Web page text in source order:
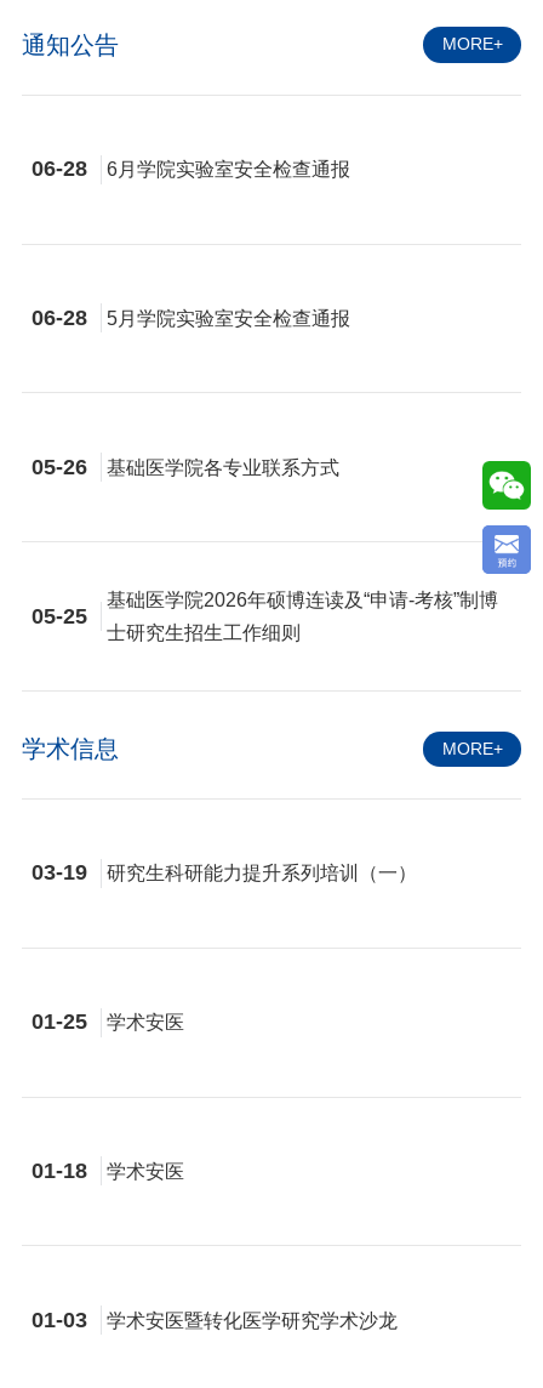
通知公告 MORE+
06-28 6月学院实验室安全检查通报
06-28 5月学院实验室安全检查通报
05-26 基础医学院各专业联系方式
05-25
基础医学院2026年硕博连读及“申请-考核”制博
士研究生招生工作细则
学术信息 MORE+
03-19 研究生科研能力提升系列培训（一）
01-25 学术安医
01-18 学术安医
01-03 学术安医暨转化医学研究学术沙龙